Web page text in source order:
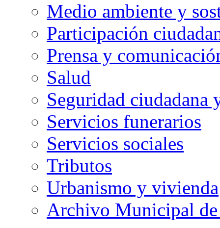
Medio ambiente y
Participación
Prensa y
Salud
Seguridad ciudadana
Servicios funerarios
Servicios sociales
Tributos
Urbanismo y vivienda
Archivo Municipal de